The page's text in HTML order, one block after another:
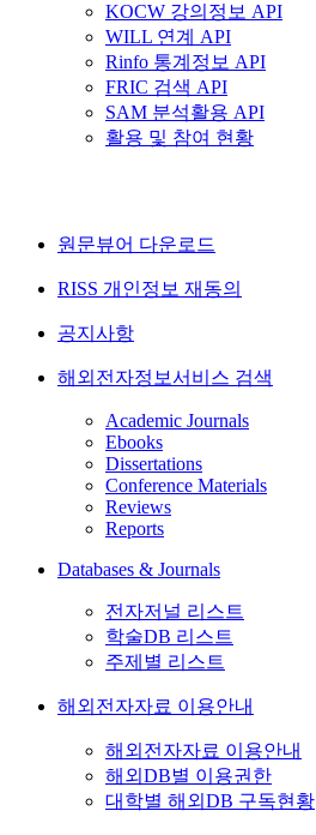
KOCW 강의정보 API
WILL 연계 API
Rinfo 통계정보 API
FRIC 검색 API
SAM 분석활용 API
활용 및 참여 현황
원문뷰어 다운로드
RISS 개인정보 재동의
공지사항
해외전자정보서비스 검색
Academic Journals
Ebooks
Dissertations
Conference Materials
Reviews
Reports
Databases & Journals
전자저널 리스트
학술DB 리스트
주제별 리스트
해외전자자료 이용안내
해외전자자료 이용안내
해외DB별 이용권한
대학별 해외DB 구독현황